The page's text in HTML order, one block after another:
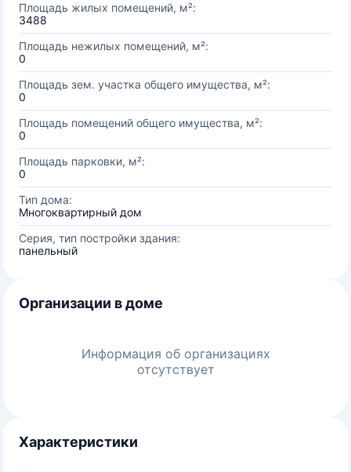
Площадь жилых помещений, м²:
3488
Площадь нежилых помещений, м²:
0
Площадь зем. участка общего имущества, м²:
0
Площадь помещений общего имущества, м²:
0
Площадь парковки, м²:
0
Тип дома:
Многоквартирный дом
Серия, тип постройки здания:
панельный
Организации в доме
Информация об организациях
отсутствует
Характеристики